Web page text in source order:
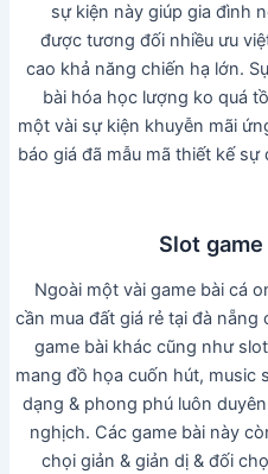
sự kiện này giúp gia đình
được tương đối nhiều ưu
cao khả năng chiến hạ lớn.
bài hóa học lượng ko quá
một vài sự kiện khuyễn mãi
báo giá đã mẫu mã thiết kế
Slot
Ngoài một vài game bài cá
cần mua đất giá rẻ tại đà
game bài khác cũng như
mang đồ họa cuốn hút, music
dạng & phong phú luôn
nghịch. Các game bài này
chọi giản & giản dị & đối